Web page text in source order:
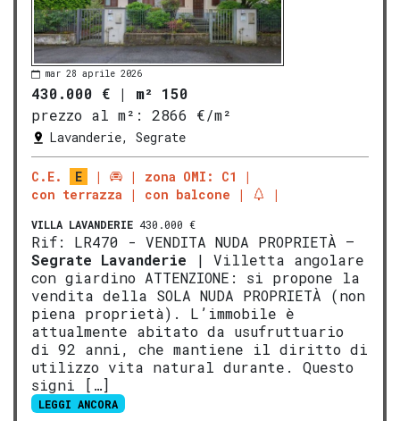
mar 28 aprile 2026
430.000 € | m² 150
prezzo al m²:
2866 €/m²
Lavanderie, Segrate
C.E. E
zona OMI: C1
con terrazza
con balcone
VILLA LAVANDERIE 430.000 €
Rif: LR470 - VENDITA NUDA PROPRIETÀ –
Segrate Lavanderie | Villetta angolare
con giardino ATTENZIONE: si propone la
vendita della SOLA NUDA PROPRIETÀ (non
piena proprietà). L’immobile è
attualmente abitato da usufruttuario
di 92 anni, che mantiene il diritto di
utilizzo vita natural durante. Questo
signi […]
LEGGI ANCORA